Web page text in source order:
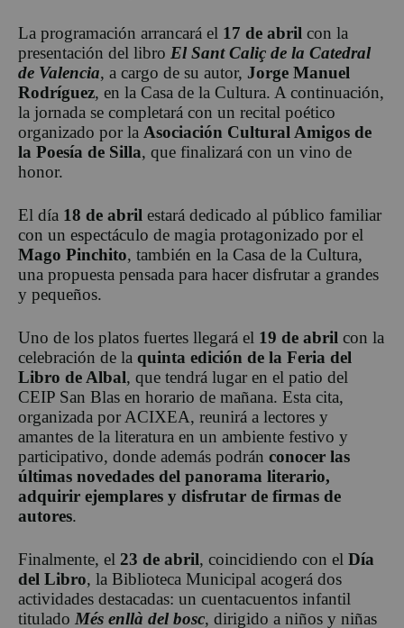
La programación arrancará el 17 de abril con la
presentación del libro El Sant Caliç de la Catedral
de Valencia, a cargo de su autor, Jorge Manuel
Rodríguez, en la Casa de la Cultura. A continuación,
la jornada se completará con un recital poético
organizado por la Asociación Cultural Amigos de
la Poesía de Silla, que finalizará con un vino de
honor.
El día 18 de abril estará dedicado al público familiar
con un espectáculo de magia protagonizado por el
Mago Pinchito, también en la Casa de la Cultura,
una propuesta pensada para hacer disfrutar a grandes
y pequeños.
Uno de los platos fuertes llegará el 19 de abril con la
celebración de la quinta edición de la Feria del
Libro de Albal, que tendrá lugar en el patio del
CEIP San Blas en horario de mañana. Esta cita,
organizada por ACIXEA, reunirá a lectores y
amantes de la literatura en un ambiente festivo y
participativo, donde además podrán conocer las
últimas novedades del panorama literario,
adquirir ejemplares y disfrutar de firmas de
autores.
Finalmente, el 23 de abril, coincidiendo con el Día
del Libro, la Biblioteca Municipal acogerá dos
actividades destacadas: un cuentacuentos infantil
titulado Més enllà del bosc, dirigido a niños y niñas